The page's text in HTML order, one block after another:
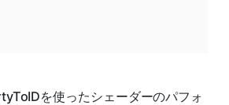
を使ったシェーダーのパフォ